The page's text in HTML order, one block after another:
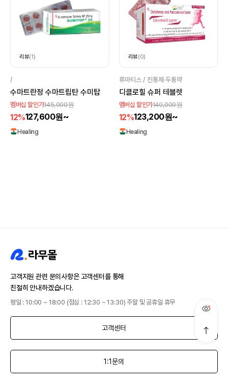
리뷰(1)
/
수마트란정 수마트립탄 수미탑
멤버십 할인가145,000원
12%127,600원~
Healing
리뷰(0)
류마티스 / 진통제·두통약
디클로힐 슈퍼 테블렛
멤버십 할인가140,000원
12%123,200원~
Healing
고객지원 관련 문의사항은 고객센터를 통해
친절히 안내하겠습니다.
평일 : 10:00 ~ 18:00 (점심 : 12:30 ~ 13:30) 주말 및 공휴일 휴무
고객센터
1:1문의